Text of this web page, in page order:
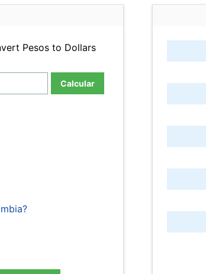
Pesos to Dollars
Calcular